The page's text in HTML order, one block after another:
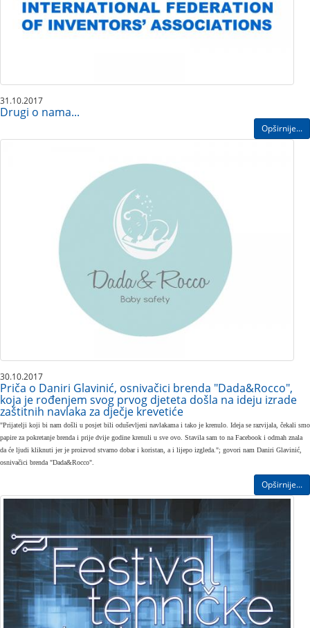
31.10.2017
Drugi o nama...
Opširnije...
30.10.2017
Priča o Daniri Glavinić, osnivačici brenda "Dada&Rocco",
koja je rođenjem svog prvog djeteta došla na ideju izrade
zaštitnih navlaka za dječje krevetiće
"Prijatelji koji bi nam došli u posjet bili oduševljeni navlakama i tako je krenulo. Ideja se razvijala, čekali smo
papire za pokretanje brenda i prije dvije godine krenuli u sve ovo. Stavila sam to na Facebook i odmah znala
da će ljudi kliknuti jer je proizvod stvarno dobar i koristan, a i lijepo izgleda."; govori nam Daniri Glavinić,
osnivačici brenda "Dada&Rocco".
Opširnije...